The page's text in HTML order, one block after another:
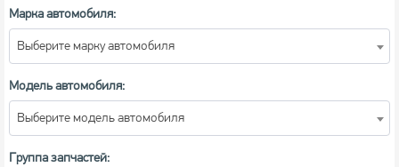
Марка автомобиля:
Выберите марку автомобиля
Модель автомобиля:
Выберите модель автомобиля
Группа запчастей: